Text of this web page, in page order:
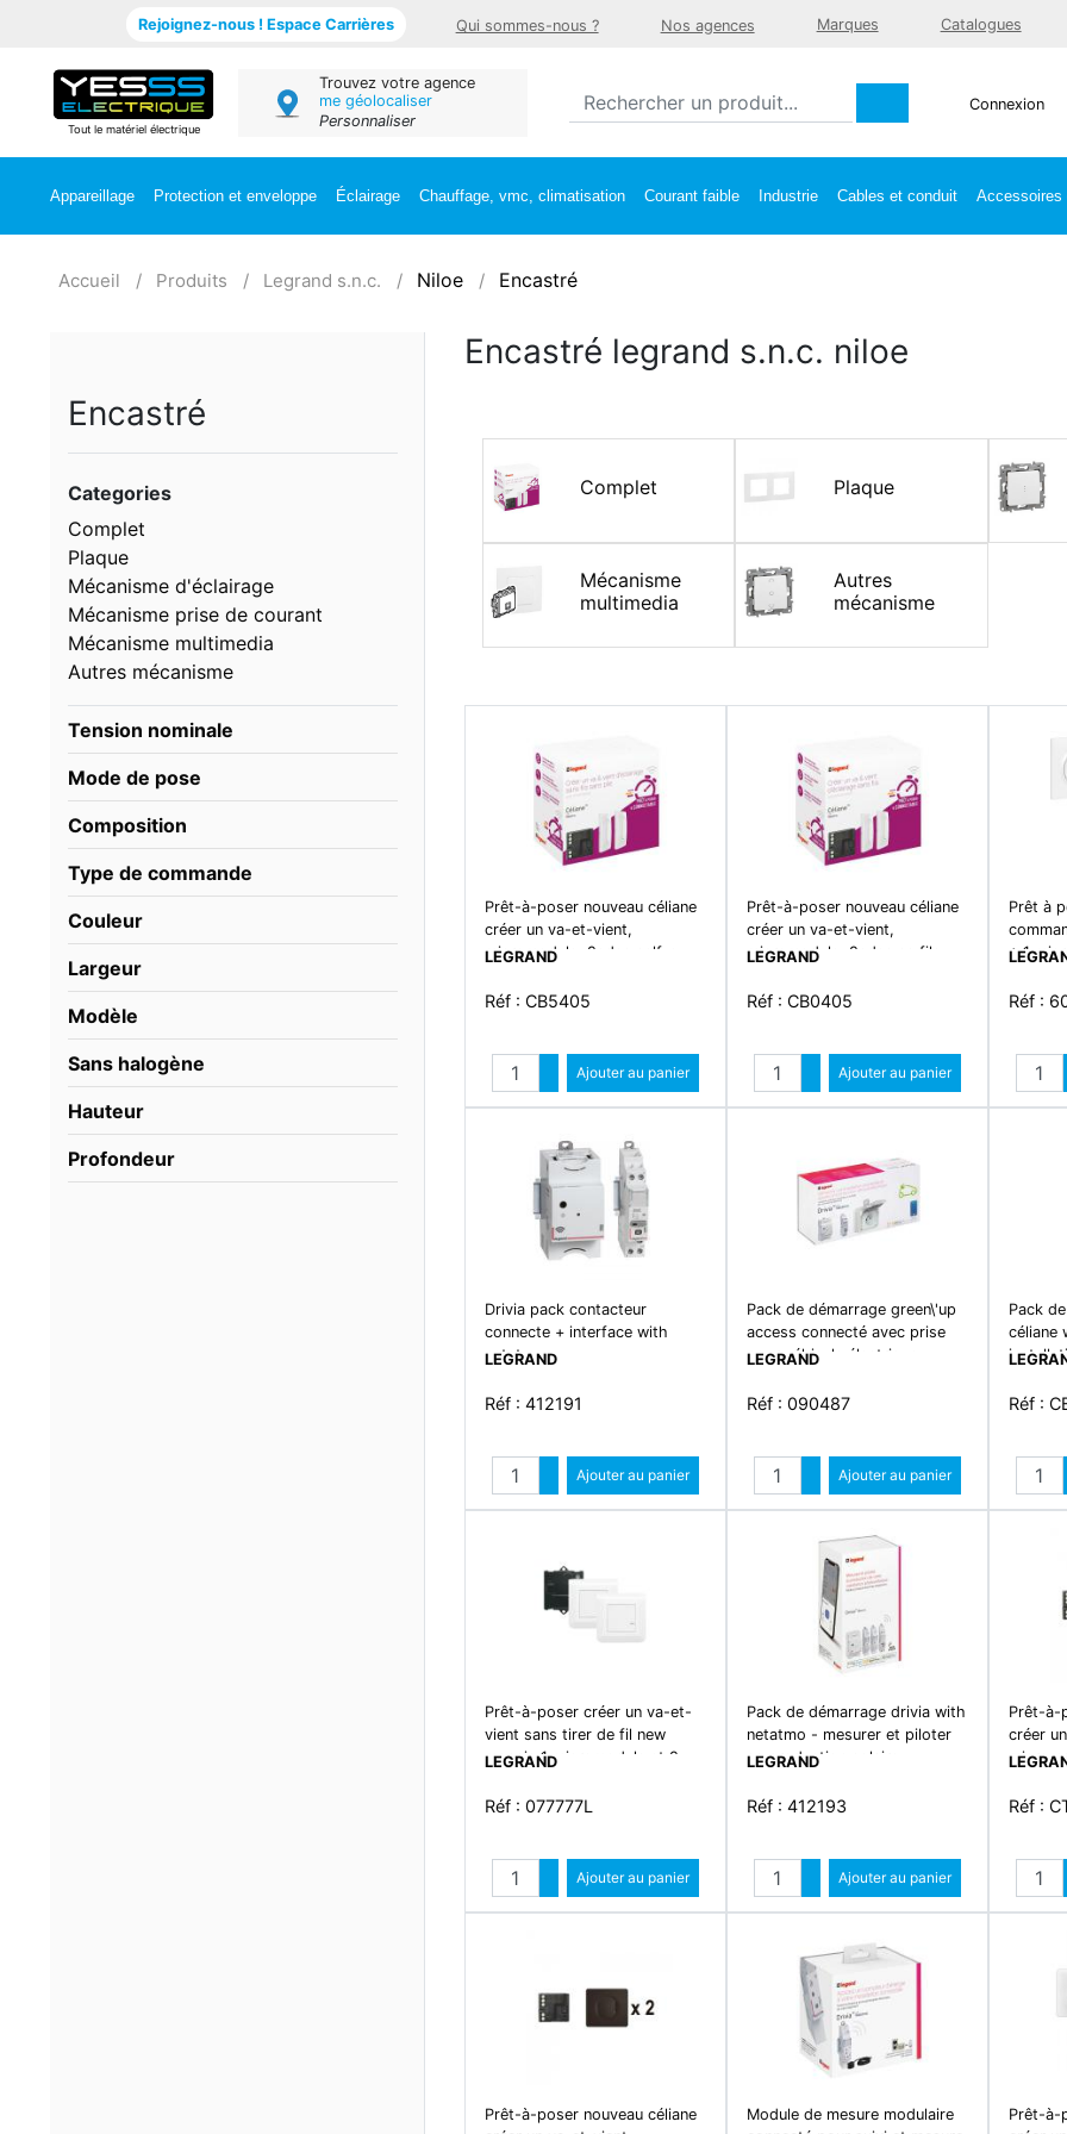
Rejoignez-nous ! Espace Carrières Qui sommes-nous ? Nos agences Marques Catalogues
Tout le matériel électrique
Trouvez votre agence
me géolocaliser
Personnaliser
Connexion
Appareillage Protection et enveloppe Éclairage Chauffage, vmc, climatisation Courant faible Industrie Cables et conduit Accessoires
Accueil Produits Legrand s.n.c. Niloe Encastré
Encastré
Categories
Complet
Plaque
Mécanisme d'éclairage
Mécanisme prise de courant
Mécanisme multimedia
Autres mécanisme
Tension nominale
Mode de pose
Composition
Type de commande
Couleur
Largeur
Modèle
Sans halogène
Hauteur
Profondeur
Encastré legrand s.n.c. niloe
Complet Plaque
Mécanisme
multimedia
Autres
mécanisme
Prêt-à-poser nouveau céliane
créer un va-et-vient,
micromodule+2cdes self-e -
LEGRAND
Réf : CB5405
Quantité
Augmenter quantité
Diminuer quantité
Ajouter au panier
Prêt-à-poser nouveau céliane
créer un va-et-vient,
micromodule+2cdes ss fils -
LEGRAND
Réf : CB0405
Quantité
Augmenter quantité
Diminuer quantité
Ajouter au panier
Prêt à
+ 1
Réf :
Drivia pack contacteur
connecte + interface with
netatmo
LEGRAND
Réf : 412191
Quantité
Augmenter quantité
Diminuer quantité
Ajouter au panier
Pack de démarrage green\'up
access connecté avec prise
pour véhicule électrique
LEGRAND
Réf : 090487
Quantité
Augmenter quantité
Diminuer quantité
Ajouter au panier
Pack
céliane
Réf :
Prêt-à-poser créer un va-et-
vient sans tirer de fil new
mosaic 1 micromodule et 2
blanc
LEGRAND
Réf : 077777L
Quantité
Augmenter quantité
Diminuer quantité
Ajouter au panier
Pack de démarrage drivia with
netatmo - mesurer et piloter
sa production solaire
LEGRAND
Réf : 412193
Quantité
Augmenter quantité
Diminuer quantité
Ajouter au panier
Prêt-à-
créer
Réf :
Prêt-à-poser nouveau céliane
Module de mesure modulaire
Prêt-à-